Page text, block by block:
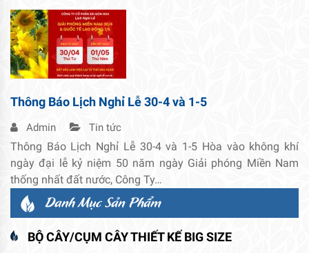
Thông Báo Lịch Nghỉ Lễ 30-4 và 1-5
Admin Tin tức
Thông Báo Lịch Nghỉ Lễ 30-4 và 1-5 Hòa vào không khí
ngày đại lễ kỷ niệm 50 năm ngày Giải phóng Miền Nam
thống nhất đất nước, Công Ty…
Danh Mục Sản Phẩm
BỘ CÂY/CỤM CÂY THIẾT KẾ BIG SIZE